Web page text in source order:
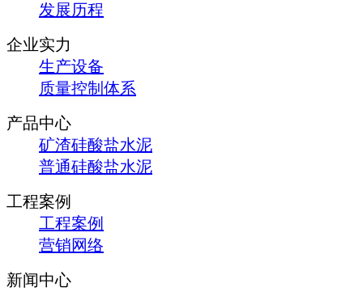
发展历程
企业实力
生产设备
质量控制体系
产品中心
矿渣硅酸盐水泥
普通硅酸盐水泥
工程案例
工程案例
营销网络
新闻中心